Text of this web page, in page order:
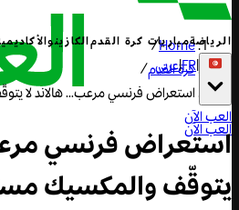
الرياضةمباريات كرة القدمالكازينو
|
FR
|عربي
العب الآن
العب الآن
Home
/
كرة القدم/
استعراض فرنسي مرعب… هالاند لا
استعراض فرنسي
يتوقّف والمكسيك